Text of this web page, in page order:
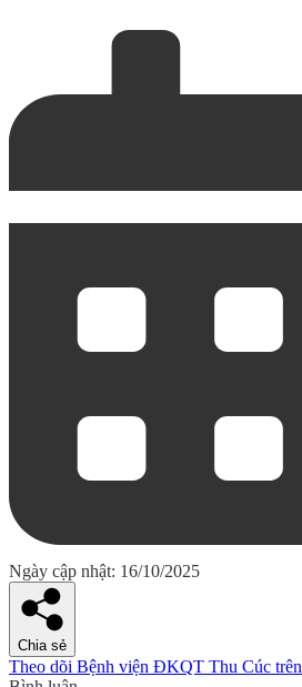
Ngày cập nhật: 16/10/2025
Chia sẻ
Theo dõi Bệnh viện ĐKQT Thu Cúc trên